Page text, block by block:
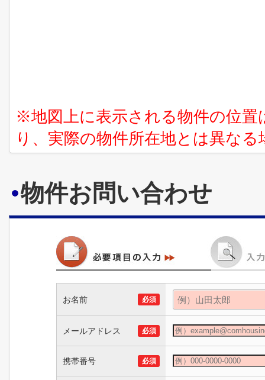
※地図上に表示される物件の位
り、実際の物件所在地とは異な
物件お問い合わせ
お名前 必須
メールアドレス 必須
携帯番号 必須